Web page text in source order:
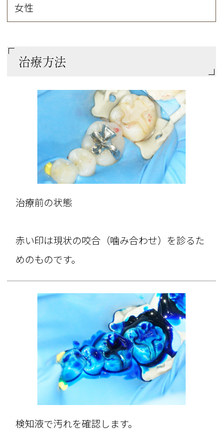
女性
治療方法
治療前の状態
赤い印は現状の咬合（噛み合わせ）を診るた
めのものです。
検知液で汚れを確認します。